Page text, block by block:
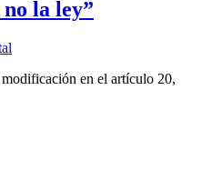
la ley”
en el artículo 20,